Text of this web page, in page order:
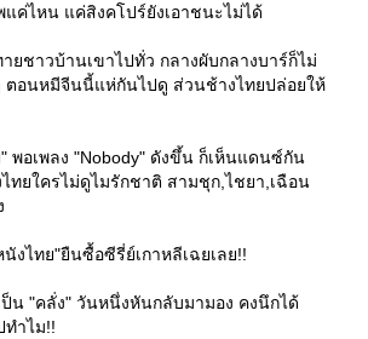
ค่ไหน แค่สิงคโปร์ยังเอาชนะไม่ได้
ชาวบ้านเขาไปทั่ว กลางผับกลางบาร์ก็ไม่
ตอนหมีจีนนี้แห่กันไปดู ส่วนช้างไทยปล่อยให้
พอเพลง "Nobody" ดังขึ้น ก็เห็นแดนซ์กัน
ทยใครไม่ดูไมรักชาติ สามชุก,ไชยา,เฉือน
งไทย"ยืนซื้อซีรี่ย์เกาหลีเฉยเลย!!
น "คลั่ง" วันหนึ่งหันกลับมามอง คงนึกได้
ทำไม!!